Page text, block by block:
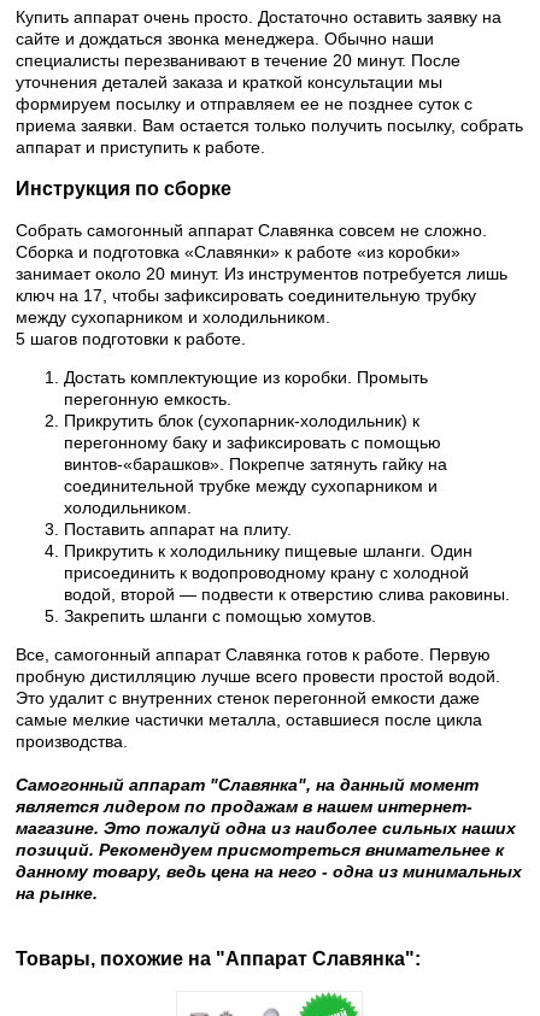
Купить аппарат очень просто. Достаточно оставить заявку на
сайте и дождаться звонка менеджера. Обычно наши
специалисты перезванивают в течение 20 минут. После
уточнения деталей заказа и краткой консультации мы
формируем посылку и отправляем ее не позднее суток с
приема заявки. Вам остается только получить посылку, собрать
аппарат и приступить к работе.
Инструкция по сборке
Собрать самогонный аппарат Славянка совсем не сложно.
Сборка и подготовка «Славянки» к работе «из коробки»
занимает около 20 минут. Из инструментов потребуется лишь
ключ на 17, чтобы зафиксировать соединительную трубку
между сухопарником и холодильником.
5 шагов подготовки к работе.
Достать комплектующие из коробки. Промыть
перегонную емкость.
Прикрутить блок (сухопарник-холодильник) к
перегонному баку и зафиксировать с помощью
винтов-«барашков». Покрепче затянуть гайку на
соединительной трубке между сухопарником и
холодильником.
Поставить аппарат на плиту.
Прикрутить к холодильнику пищевые шланги. Один
присоединить к водопроводному крану с холодной
водой, второй — подвести к отверстию слива раковины.
Закрепить шланги с помощью хомутов.
Все, самогонный аппарат Славянка готов к работе. Первую
пробную дистилляцию лучше всего провести простой водой.
Это удалит с внутренних стенок перегонной емкости даже
самые мелкие частички металла, оставшиеся после цикла
производства.
Самогонный аппарат "Славянка", на данный момент
является лидером по продажам в нашем интернет-
магазине. Это пожалуй одна из наиболее сильных наших
позиций. Рекомендуем присмотреться внимательнее к
данному товару, ведь цена на него - одна из минимальных
на рынке.
Товары, похожие на "Аппарат Славянка":